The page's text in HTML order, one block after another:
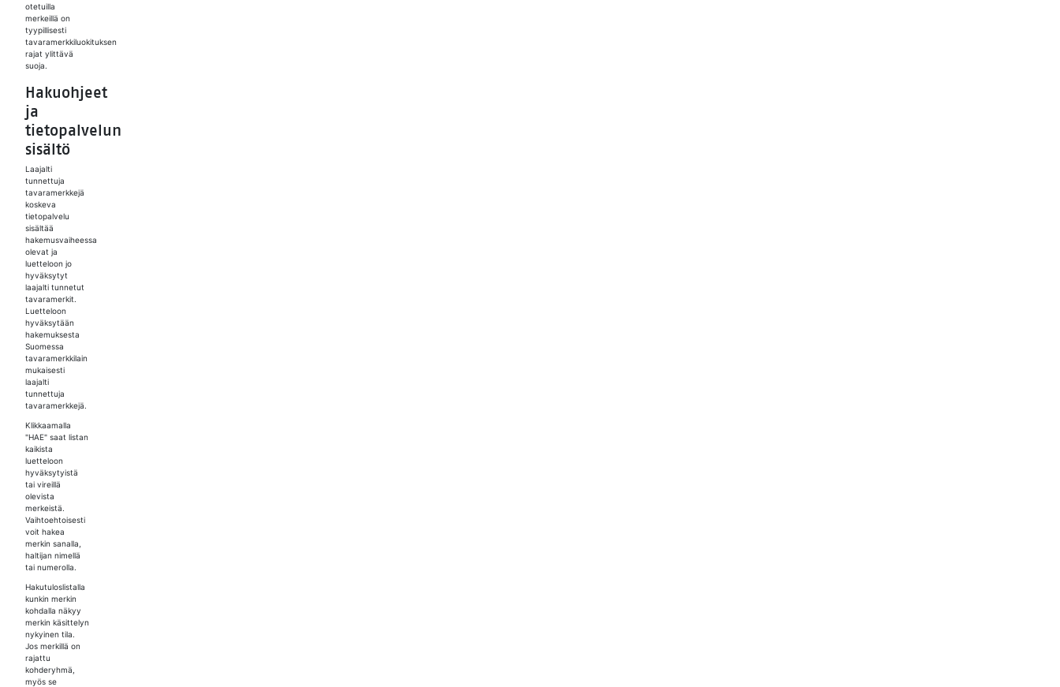
otetuilla
merkeillä on
tyypillisesti
tavaramerkkiluokituksen
rajat ylittävä
suoja.
Hakuohjeet
ja
tietopalvelun
sisältö
Laajalti
tunnettuja
tavaramerkkejä
koskeva
tietopalvelu
sisältää
hakemusvaiheessa
olevat ja
luetteloon jo
hyväksytyt
laajalti tunnetut
tavaramerkit.
Luetteloon
hyväksytään
hakemuksesta
Suomessa
tavaramerkkilain
mukaisesti
laajalti
tunnettuja
tavaramerkkejä.
Klikkaamalla
"HAE" saat listan
kaikista
luetteloon
hyväksytyistä
tai vireillä
olevista
merkeistä.
Vaihtoehtoisesti
voit hakea
merkin sanalla,
haltijan nimellä
tai numerolla.
Hakutuloslistalla
kunkin merkin
kohdalla näkyy
merkin käsittelyn
nykyinen tila.
Jos merkillä on
rajattu
kohderyhmä,
myös se